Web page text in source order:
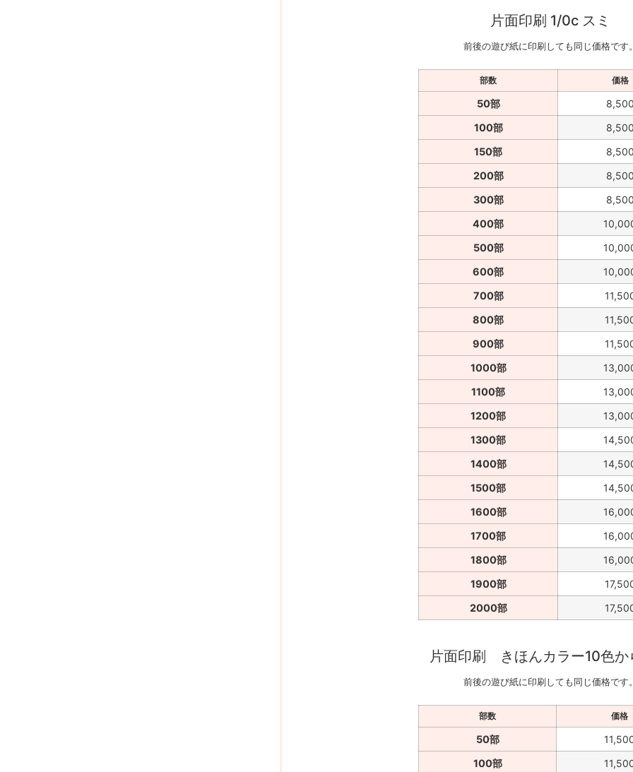
片面印刷 1/0c スミ
前後の遊び紙に印刷しても同じ価格です。
部数 価格
50部
8,500
100部
8,500
150部
8,500
200部
8,500
300部
8,500
400部
500部
600部
700部
800部
900部
1000部
1100部
1200部
1300部
1400部
1500部
1600部
1700部
1800部
1900部
2000部
片面印刷 きほんカラー10色か
前後の遊び紙に印刷しても同じ価格です。
部数 価格
50部
100部